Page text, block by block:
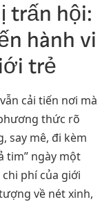
trấn hội:
hành vi
trẻ
cải tiến nơi mà
thức rõ
say mê, đi kèm
tim” ngày một
phí của giới
về nét xinh,